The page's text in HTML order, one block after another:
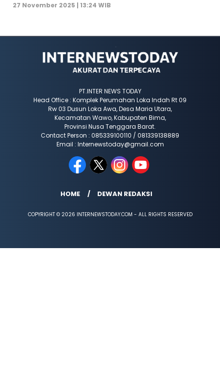
27 November 2025 | 13:24 WIB
PT.INTER NEWS TODAY
Head Office : Komplek Perumahan Loka Indah Rt 09
Rw 03 Dusun Loka Awa, Desa Maria Utara,
Kecamatan Wawo, Kabupaten Bima,
Provinsi Nusa Tenggara Barat.
Contact Person : 085339100110 / 081339138889
Email : Internewstoday@gmail.com
HOME DEWAN REDAKSI
COPYRIGHT © 2026 INTERNEWSTODAY.COM - ALL RIGHTS RESERVED